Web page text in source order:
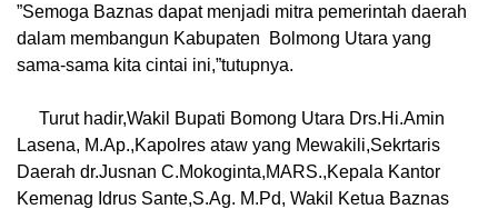
”Semoga Baznas dapat menjadi mitra pemerintah daerah
dalam membangun Kabupaten Bolmong Utara yang
sama-sama kita cintai ini,”tutupnya.
Turut hadir,Wakil Bupati Bomong Utara Drs.Hi.Amin
Lasena, M.Ap.,Kapolres ataw yang Mewakili,Sekrtaris
Daerah dr.Jusnan C.Mokoginta,MARS.,Kepala Kantor
Kemenag Idrus Sante,S.Ag. M.Pd, Wakil Ketua Baznas